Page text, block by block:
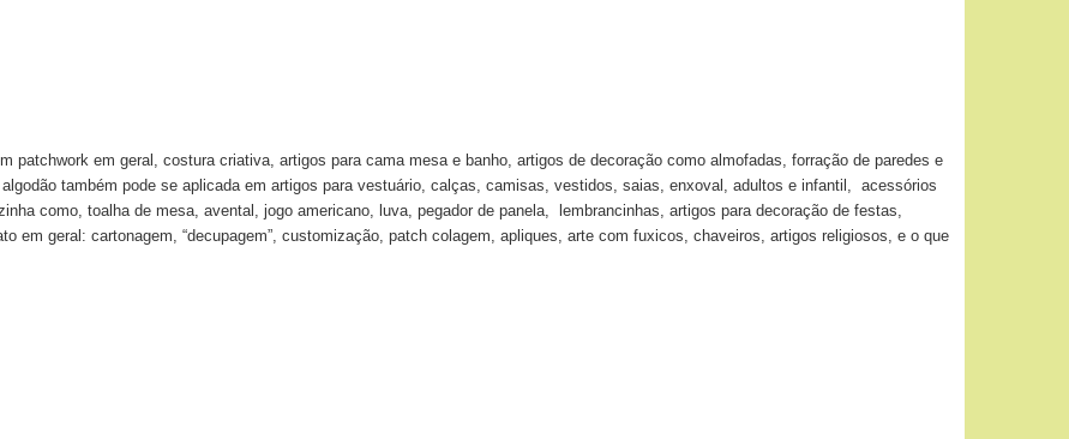
patchwork em geral, costura criativa, artigos para cama mesa e banho, artigos de decoração como almofadas, forração de paredes e
também pode se aplicada em artigos para vestuário, calças, camisas, vestidos, saias, enxoval, adultos e infantil, acessórios
como, toalha de mesa, avental, jogo americano, luva, pegador de panela, lembrancinhas, artigos para decoração de festas,
em geral: cartonagem, “decupagem”, customização, patch colagem, apliques, arte com fuxicos, chaveiros, artigos religiosos, e o que